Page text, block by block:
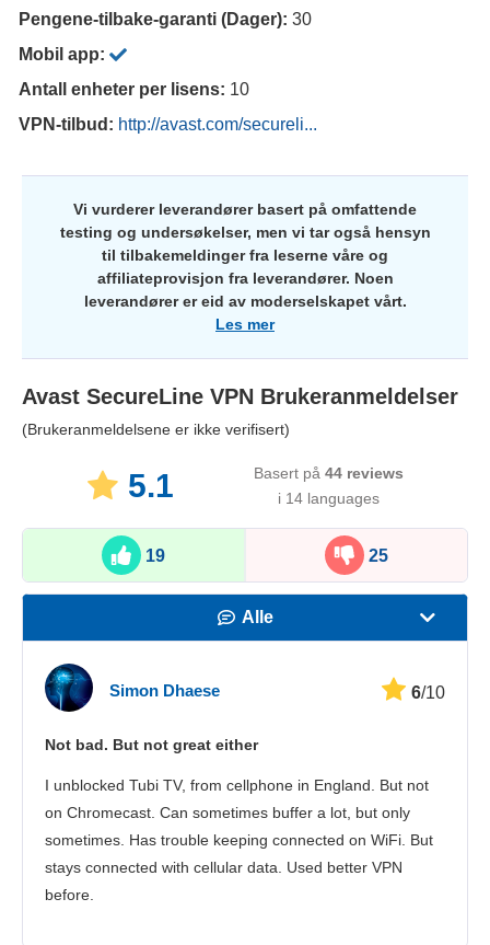
Pengene-tilbake-garanti (Dager): 30
Mobil app:
Antall enheter per lisens: 10
VPN-tilbud: http://avast.com/secureli...
Vi vurderer leverandører basert på omfattende
testing og undersøkelser, men vi tar også hensyn
til tilbakemeldinger fra leserne våre og
affiliateprovisjon fra leverandører. Noen
leverandører er eid av moderselskapet vårt.
Les mer
Avast SecureLine VPN Brukeranmeldelser
(Brukeranmeldelsene er ikke verifisert)
5.1 Basert på44 reviews
i 14 languages
19 25
Alle
Kundestøtte
Simon Dhaese 6/10
Not bad. But not great either
I unblocked Tubi TV, from cellphone in England. But not
on Chromecast. Can sometimes buffer a lot, but only
sometimes. Has trouble keeping connected on WiFi. But
stays connected with cellular data. Used better VPN
before.